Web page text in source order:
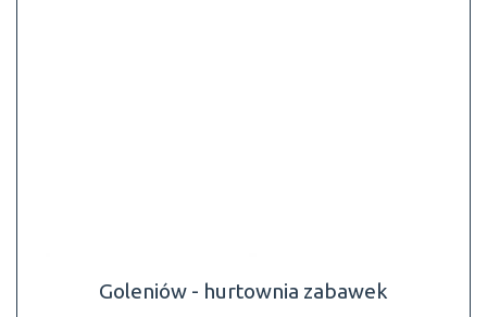
Goleniów - hurtownia zabawek